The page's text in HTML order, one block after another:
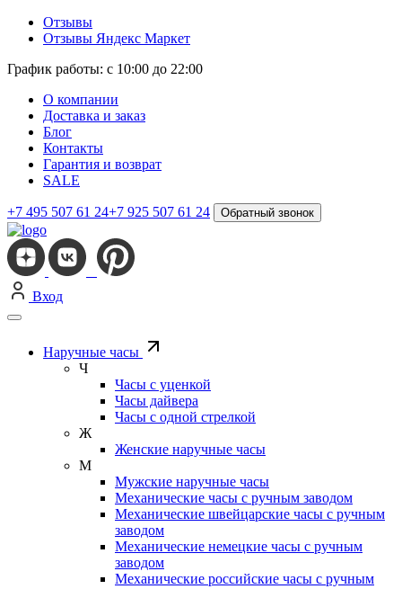
Отзывы
Отзывы Яндекс Маркет
График работы: с 10:00 до 22:00
О компании
Доставка и заказ
Блог
Контакты
Гарантия и возврат
SALE
+7 495 507 61 24+7 925 507 61 24 Обратный звонок
Вход
Наручные часы
Ч
Часы с уценкой
Часы дайвера
Часы с одной стрелкой
Ж
Женские наручные часы
М
Мужские наручные часы
Механические часы с ручным заводом
Механические швейцарские часы с ручным
заводом
Механические немецкие часы с ручным
заводом
Механические российские часы с ручным